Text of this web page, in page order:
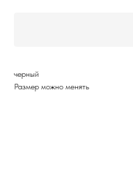
черный
Размер можно менять